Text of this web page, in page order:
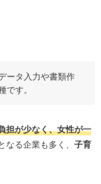
るために役立つ
ータ入力や書類作
です。
担が少なく、女性が一
る企業も多く、 子育